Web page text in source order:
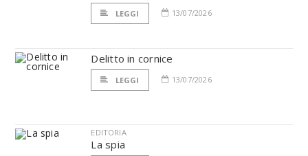
LEGGI 13/07/2026
Delitto in cornice
LEGGI 13/07/2026
EDITORIA
La spia